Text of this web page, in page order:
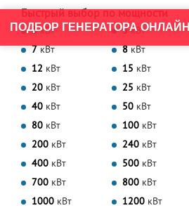
Быстрый выбор по мощности
3 кВт 5 кВт
7 кВт 8 кВт
12 кВт 15 кВт
20 кВт 25 кВт
40 кВт 50 кВт
80 кВт 100 кВт
200 кВт 240 кВт
400 кВт 500 кВт
700 кВт 800 кВт
1000 кВт 1200 кВт
ПОДБОР ГЕНЕРАТОРА ОНЛАЙН